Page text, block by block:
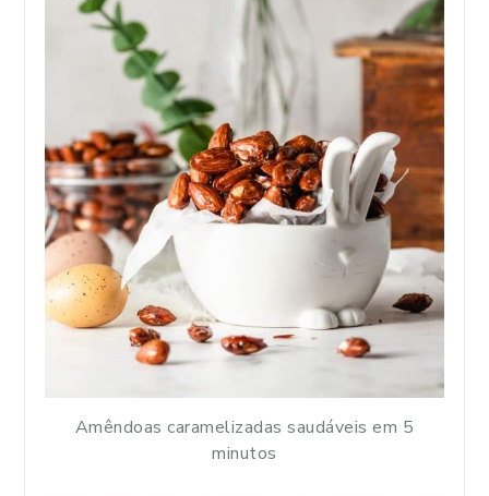
Amêndoas caramelizadas saudáveis em 5
minutos